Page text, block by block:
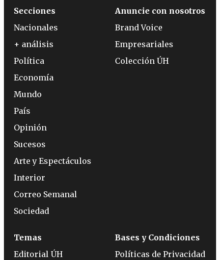
Secciones
Nacionales
+ análisis
Política
Economía
Mundo
País
Opinión
Sucesos
Arte y Espectáculos
Interior
Correo Semanal
Sociedad
Anuncie con nosotros
Brand Voice
Empresariales
Colección ÚH
Temas
Editorial ÚH
Bases y Condiciones
Políticas de Privacidad